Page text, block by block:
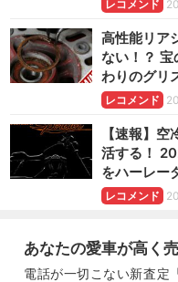
レコメンド
高性能リア
ない！？ 宝
わりのグリ
レコメンド
【速報】
活する！
をハーレー
レコメンド
あなたの愛車が高く
電話が一切こない新査定